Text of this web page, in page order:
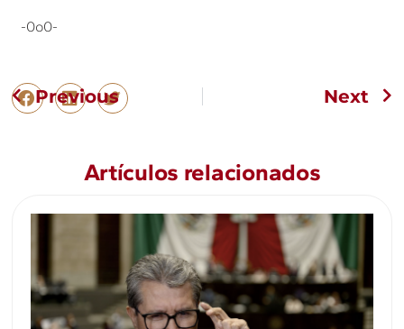
-0o0-
Previous Next
Artículos relacionados